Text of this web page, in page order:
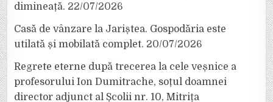
dimineață. 22/07/2026
Casă de vânzare la Jariștea. Gospodăria este
utilată și mobilată complet. 20/07/2026
Regrete eterne după trecerea la cele veșnice a
profesorului Ion Dumitrache, soțul doamnei
director adjunct al Școlii nr. 10, Mitrița